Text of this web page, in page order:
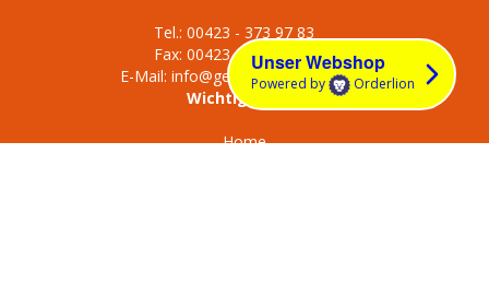
Tel.: 00423 - 373 97 83
Fax: 00423 - 373 97 82
E-Mail: info@getraenkeexpress.li
Wichtige Links
Home
Unser Webshop
Powered by Orderlion